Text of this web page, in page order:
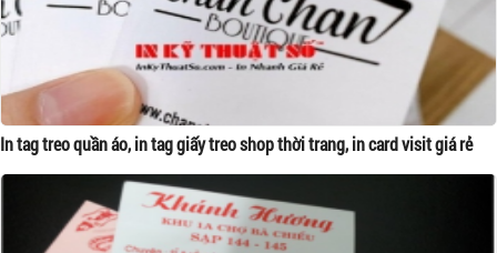
In tag treo quần áo, in tag giấy treo shop thời trang, in card visit giá rẻ